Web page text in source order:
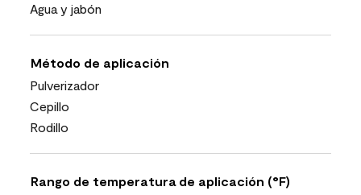
Agua y jabón
Método de aplicación
Pulverizador
Cepillo
Rodillo
Rango de temperatura de aplicación (°F)